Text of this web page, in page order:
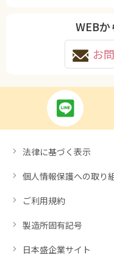
WEB
お
法律に基づく表示
個人情報保護への取り
ご利用規約
製造所固有記号
日本盛企業サイト